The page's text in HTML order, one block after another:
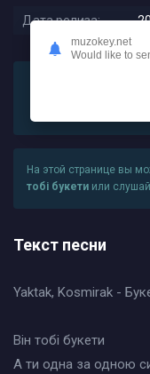
Дата релиза:
На этой странице вы
тобі букети или
Текст песни
Yaktak, Kosmirak -
Він тобі букети
А ти одна за одною
muzokey.net
Would like to